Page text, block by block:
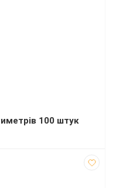
100 штук